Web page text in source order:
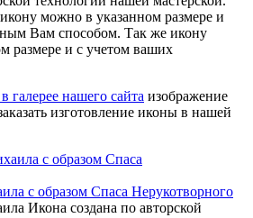
можно в указанном размере и
Вам способом. Так же икону
размере и с учетом ваших
в галерее нашего сайта изображение
изготовление иконы в нашей
с образом Спаса Нерукотворного
Икона создана по авторской